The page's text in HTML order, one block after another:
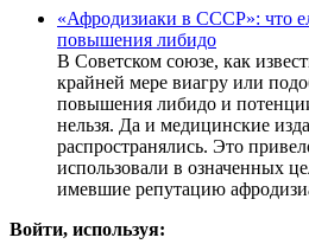
«Афродизиаки в СССР»: что
повышения либидо
В Советском союзе, как
крайней мере виагру или
повышения либидо и
нельзя. Да и медицинские
распространялись. Это
использовали в означенных
имевшие репутацию
Войти, используя: